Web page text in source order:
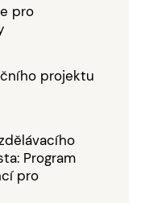
pro
projektu
Program
pro